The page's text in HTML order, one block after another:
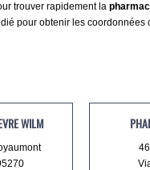
trouver rapidement la
pour obtenir les
WILM